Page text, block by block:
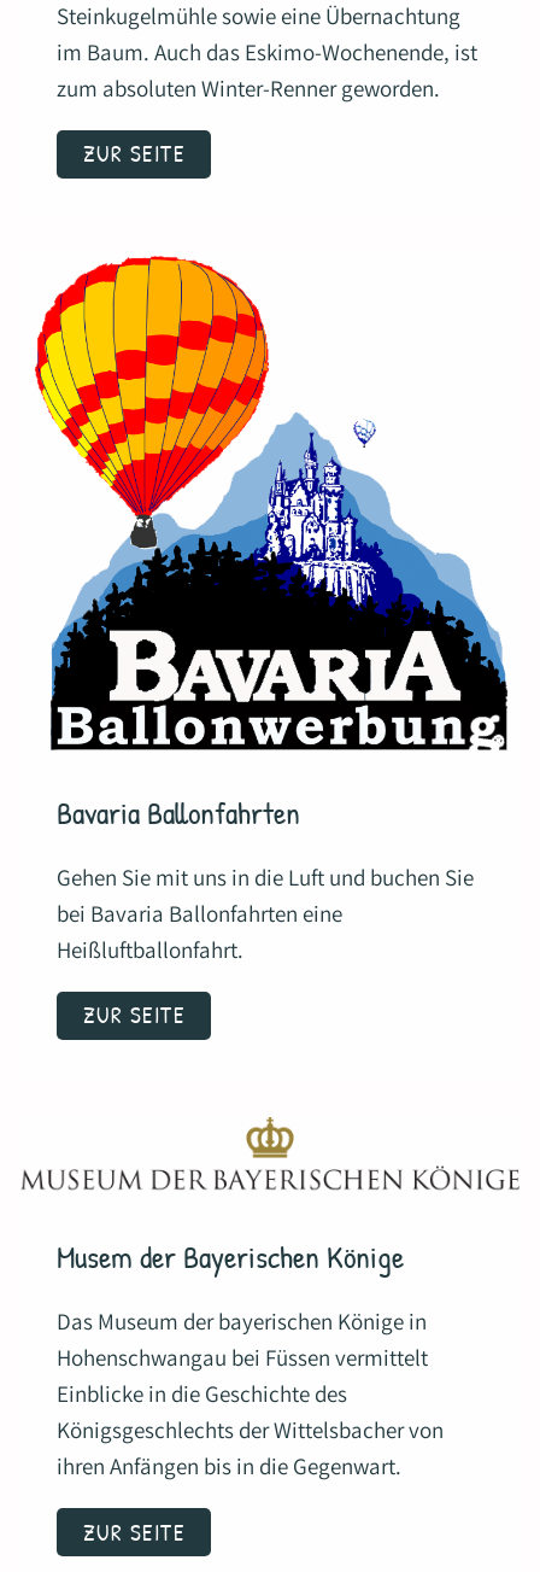
Steinkugelmühle sowie eine Übernachtung
im Baum. Auch das Eskimo-Wochenende, ist
zum absoluten Winter-Renner geworden.
ZUR SEITE
Bavaria Ballonfahrten
Gehen Sie mit uns in die Luft und buchen Sie
bei Bavaria Ballonfahrten eine
Heißluftballonfahrt.
ZUR SEITE
Musem der Bayerischen Könige
Das Museum der bayerischen Könige in
Hohenschwangau bei Füssen vermittelt
Einblicke in die Geschichte des
Königsgeschlechts der Wittelsbacher von
ihren Anfängen bis in die Gegenwart.
ZUR SEITE